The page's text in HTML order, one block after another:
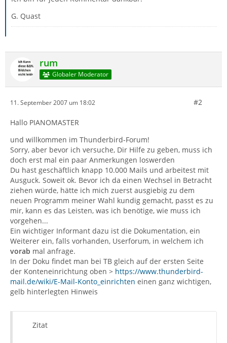
G. Quast
rum
Globaler Moderator
11. September 2007 um 18:02 #2
Hallo PIANOMASTER
und willkommen im Thunderbird-Forum!
Sorry, aber bevor ich versuche, Dir Hilfe zu geben, muss ich
doch erst mal ein paar Anmerkungen loswerden
Du hast geschäftlich knapp 10.000 Mails und arbeitest mit
Ausguck. Soweit ok. Bevor ich da einen Wechsel in Betracht
ziehen würde, hätte ich mich zuerst ausgiebig zu dem
neuen Programm meiner Wahl kundig gemacht, passt es zu
mir, kann es das Leisten, was ich benötige, wie muss ich
vorgehen...
Ein wichtiger Informant dazu ist die Dokumentation, ein
Weiterer ein, falls vorhanden, Userforum, in welchem ich
vorab mal anfrage.
In der Doku findet man bei TB gleich auf der ersten Seite
der Konteneinrichtung oben > https://www.thunderbird-
mail.de/wiki/E-Mail-Konto_einrichten einen ganz wichtigen,
gelb hinterlegten Hinweis
Zitat